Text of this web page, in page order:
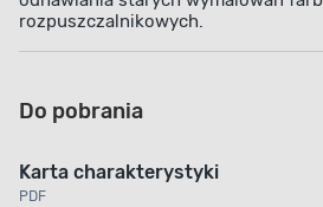
rozpuszczalnikowych.
Do pobrania
Karta charakterystyki
PDF